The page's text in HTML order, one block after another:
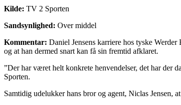
Kilde: TV 2 Sporten
Sandsynlighed: Over middel
Kommentar: Daniel Jensens karriere hos tyske
og at han dermed snart kan få sin fremtid afklaret.
”Der har været helt konkrete henvendelser, det har der
Sporten.
Samtidig udelukker hans bror og agent, Niclas